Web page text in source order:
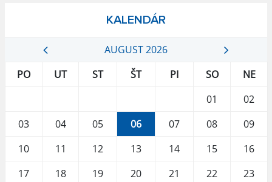
KALENDÁR
AUGUST 2026
PO
UT ST ŠT PI SO
NE
01
02
03
04 05 06 07 08
09
10
11 12 13 14 15
16
17
18 19 20 21 22
23